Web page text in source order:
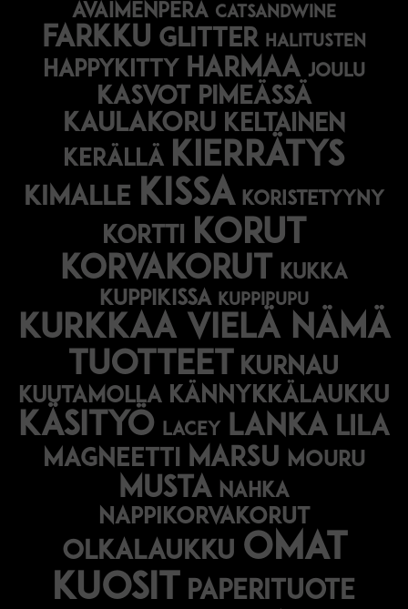
avaimenperä catsandwine
farkku glitter halitusten
happykitty harmaa joulu
Kasvot pimeässä
kaulakoru keltainen
kerällä kierrätys
kimalle kissa koristetyyny
kortti korut
korvakorut
kukka
kuppikissa kuppipupu
Kurkkaa vielä nämä
tuotteet kurnau
kuutamolla kännykkälaukku
käsityö lacey lanka lila
magneetti marsu mouru
musta nahka
nappikorvakorut
olkalaukku omat
kuosit
paperituote